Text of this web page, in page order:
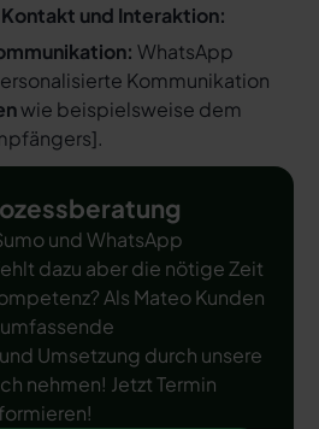
und Interaktion:
WhatsApp
Kommunikation
wie beispielsweise dem
].
und WhatsApp
dazu aber die nötige Zeit
Als Mateo Kunden
Umsetzung durch unsere
nehmen! Jetzt Termin